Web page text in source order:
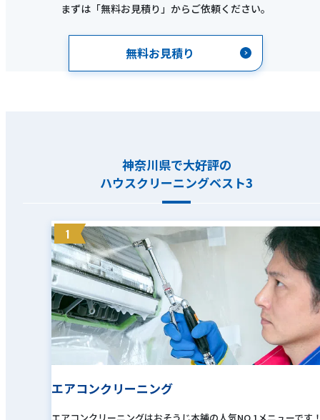
まずは「無料お見積り」からご依頼ください。
無料お見積り
神奈川県で大好評の
ハウスクリーニングベスト3
1
エアコンクリーニング